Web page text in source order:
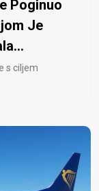
Poginuo
Je
s ciljem